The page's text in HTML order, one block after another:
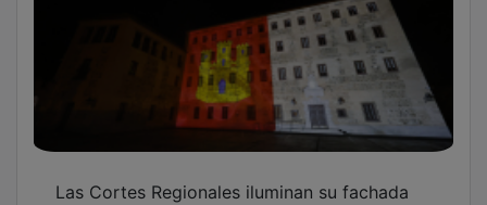
Las Cortes Regionales iluminan su fachada